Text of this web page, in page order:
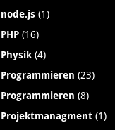
node.js(1)
PHP(16)
Physik(4)
Programmieren (23)
Programmieren (8)
Projektmanagment(1)